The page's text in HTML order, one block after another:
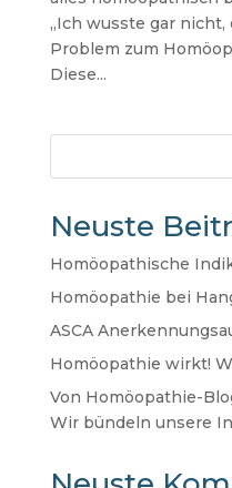
„Ich wusste gar
Problem zum
Diese...
Neuste
Homöopathische
Homöopathie bei
ASCA
Homöopathie wirkt!
Von Homöopathie-
Wir bündeln unsere